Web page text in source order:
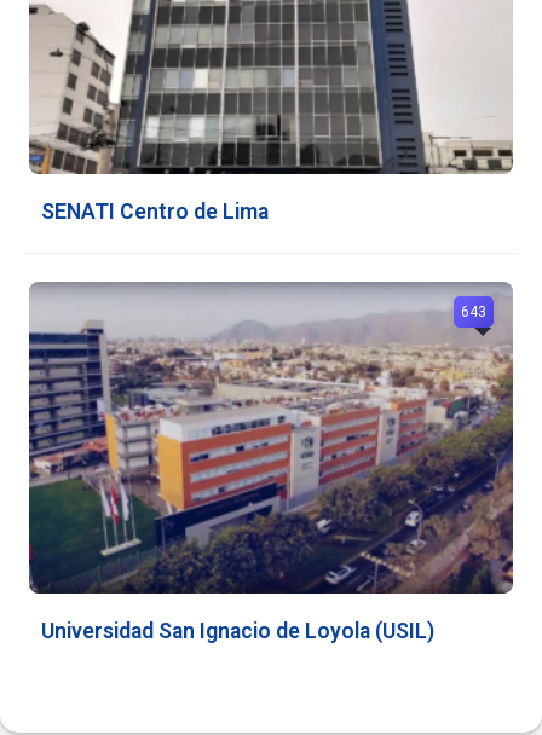
SENATI Centro de Lima
Universidad San Ignacio de Loyola (USIL)
643